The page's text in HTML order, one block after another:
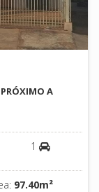
PRÓXIMO A
1
97.40m²